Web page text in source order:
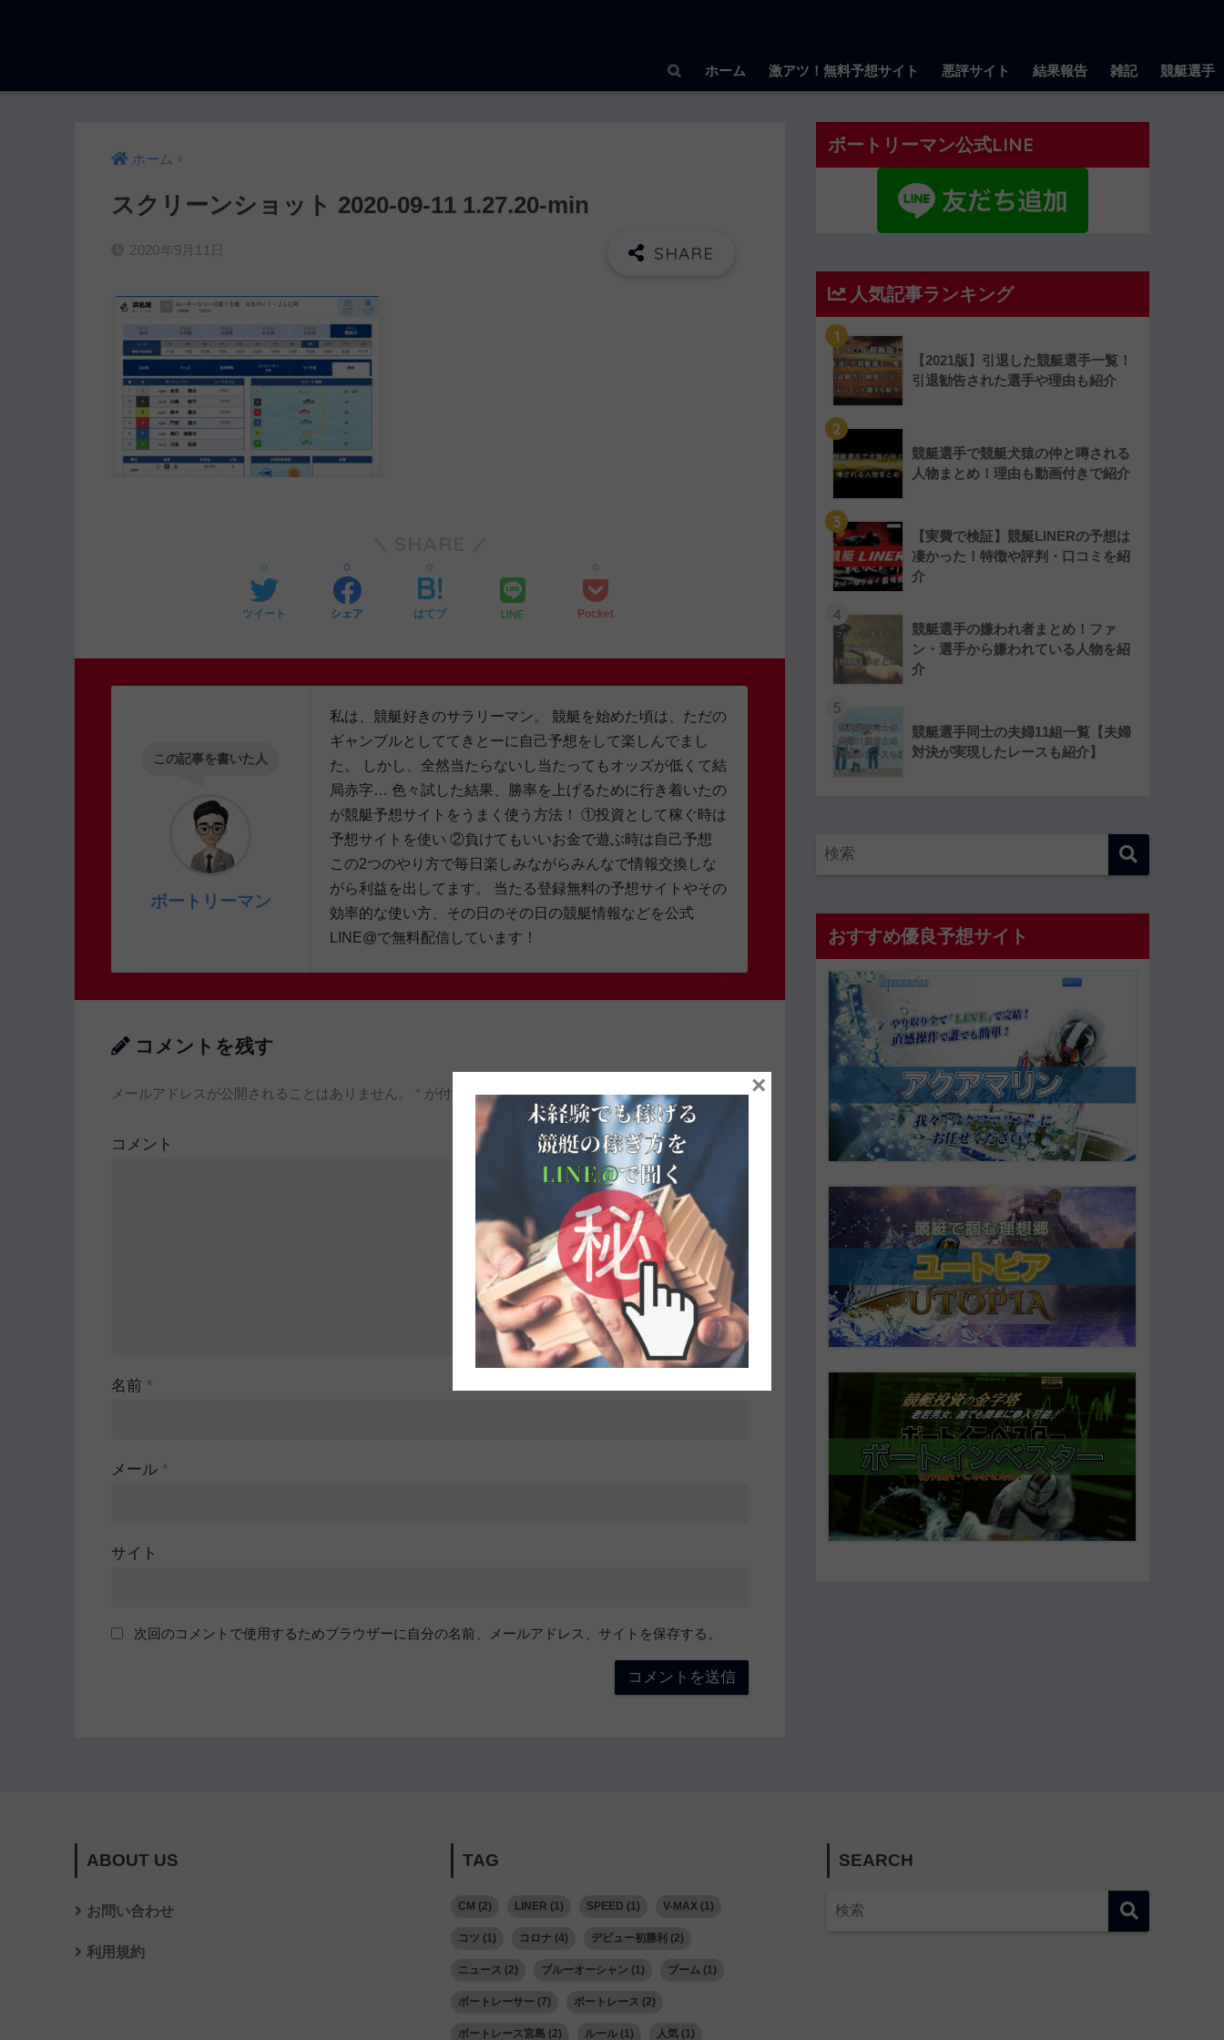
ホーム 激アツ！無料予想サイト 悪評サイト 結果報告 雑記 競艇選手
ホーム
スクリーンショット 2020-09-11 1.27.20-min
2020年9月11日
ツイート
0
シェア
0
はてブ
0
LINE Pocket
0
この記事を書いた人
ボートリーマン
私は、競艇好きのサラリーマン。 競艇を始めた頃は、ただの
ギャンブルとしててきとーに自己予想をして楽しんでまし
た。 しかし、全然当たらないし当たってもオッズが低くて結
局赤字… 色々試した結果、勝率を上げるために行き着いたの
が競艇予想サイトをうまく使う方法！ ①投資として稼ぐ時は
予想サイトを使い ②負けてもいいお金で遊ぶ時は自己予想
この2つのやり方で毎日楽しみながらみんなで情報交換しな
がら利益を出してます。 当たる登録無料の予想サイトやその
効率的な使い方、その日のその日の競艇情報などを公式
LINE@で無料配信しています！
コメントを残す
メールアドレスが公開されることはありません。 * が付いている欄は必須項目です
コメント
名前 *
メール *
サイト
次回のコメントで使用するためブラウザーに自分の名前、メールアドレス、サイトを保存する。
ボートリーマン公式LINE
人気記事ランキング
1
【2021版】引退した競艇選手一覧！
引退勧告された選手や理由も紹介
2
競艇選手で競艇犬猿の仲と噂される
人物まとめ！理由も動画付きで紹介
3
【実費で検証】競艇LINERの予想は
凄かった！特徴や評判・口コミを紹
介
4
競艇選手の嫌われ者まとめ！ファ
ン・選手から嫌われている人物を紹
介
5
競艇選手同士の夫婦11組一覧【夫婦
対決が実現したレースも紹介】
おすすめ優良予想サイト
ABOUT US
お問い合わせ
利用規約
TAG
CM (2) LINER (1) SPEED (1) V-MAX (1)
コツ (1) コロナ (4) デビュー初勝利 (2)
ニュース (2) ブルーオーシャン (1) ブーム (1)
ボートレーサー (7) ボートレース (2)
ボートレース宮島 (2) ルール (1) 人気 (1)
SEARCH
×